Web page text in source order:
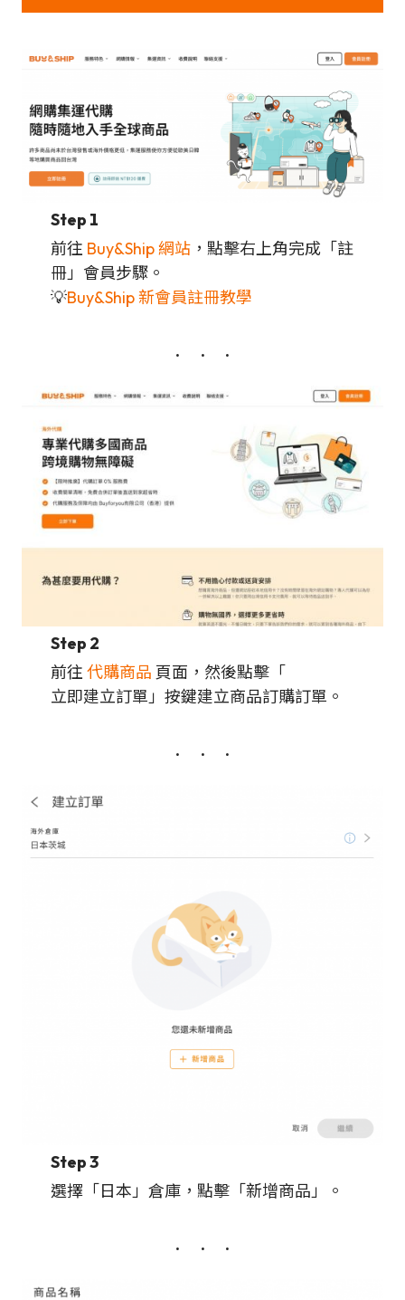
Step 1
前往 Buy&Ship 網站 ，點擊右上角完成「註
冊」會員步驟。
💡Buy&Ship 新會員註冊教學
Step 2
前往 代購商品 頁面，然後點擊「
立即建立訂單」按鍵建立商品訂購訂單。
Step 3
選擇「日本」倉庫，點擊「新增商品」。